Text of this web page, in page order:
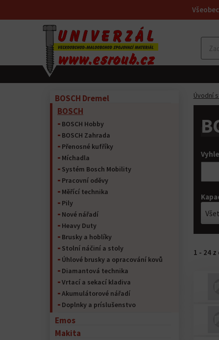
BOSCH Dremel
BOSCH
BOSCH Hobby
BOSCH Zahrada
Přenosné kufříky
Míchadla
Systém Bosch Mobility
Pracovní oděvy
Měřící technika
Pily
Nové nářadí
Heavy Duty
Brusky a hoblíky
Stolní náčiní a stoly
Úhlové brusky a opracování kovů
Diamantová technika
Vrtací a sekací kladiva
Akumulátorové nářadí
Doplnky a príslušenstvo
Emos
Makita
Úvodní
1 - 24